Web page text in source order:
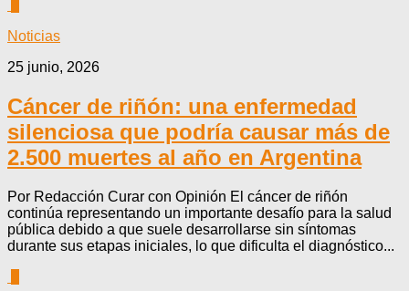
Noticias
25 junio, 2026
Cáncer de riñón: una enfermedad
silenciosa que podría causar más de
2.500 muertes al año en Argentina
Por Redacción Curar con Opinión El cáncer de riñón
continúa representando un importante desafío para la salud
pública debido a que suele desarrollarse sin síntomas
durante sus etapas iniciales, lo que dificulta el diagnóstico...